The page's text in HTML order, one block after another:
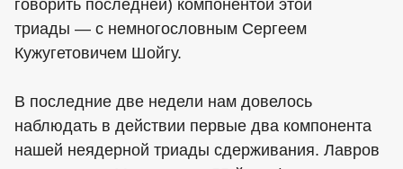
говорить последней) компонентой этой
триады — с немногословным Сергеем
Кужугетовичем Шойгу.
В последние две недели нам довелось
наблюдать в действии первые два компонента
нашей неядерной триады сдерживания. Лавров